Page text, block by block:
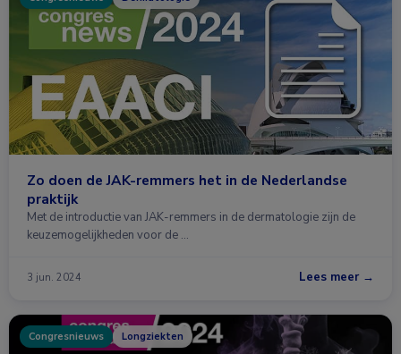
Zo doen de JAK-remmers het in de Nederlandse
praktijk
Met de introductie van JAK-remmers in de dermatologie zijn de
keuzemogelijkheden voor de …
3 jun. 2024 Lees meer →
Congresnieuws Longziekten